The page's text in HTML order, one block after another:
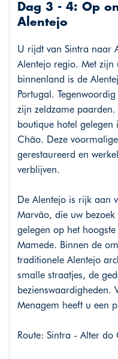
Dag 3 - 4: Op
Alentejo
U rijdt van Sintra naar
Alentejo regio. Met zijn
binnenland is de
Portugal.
zijn zeldzame
boutique hotel
Chão. Deze
gerestaureerd en
verblijven.
De Alentejo is rijk aan
Marvão, die uw
gelegen op het
Mamede. Binnen de
traditionele Alentejo
smalle straatjes, de
bezienswaardigheden.
Menagem heeft u een
Route: Sintra - Alter